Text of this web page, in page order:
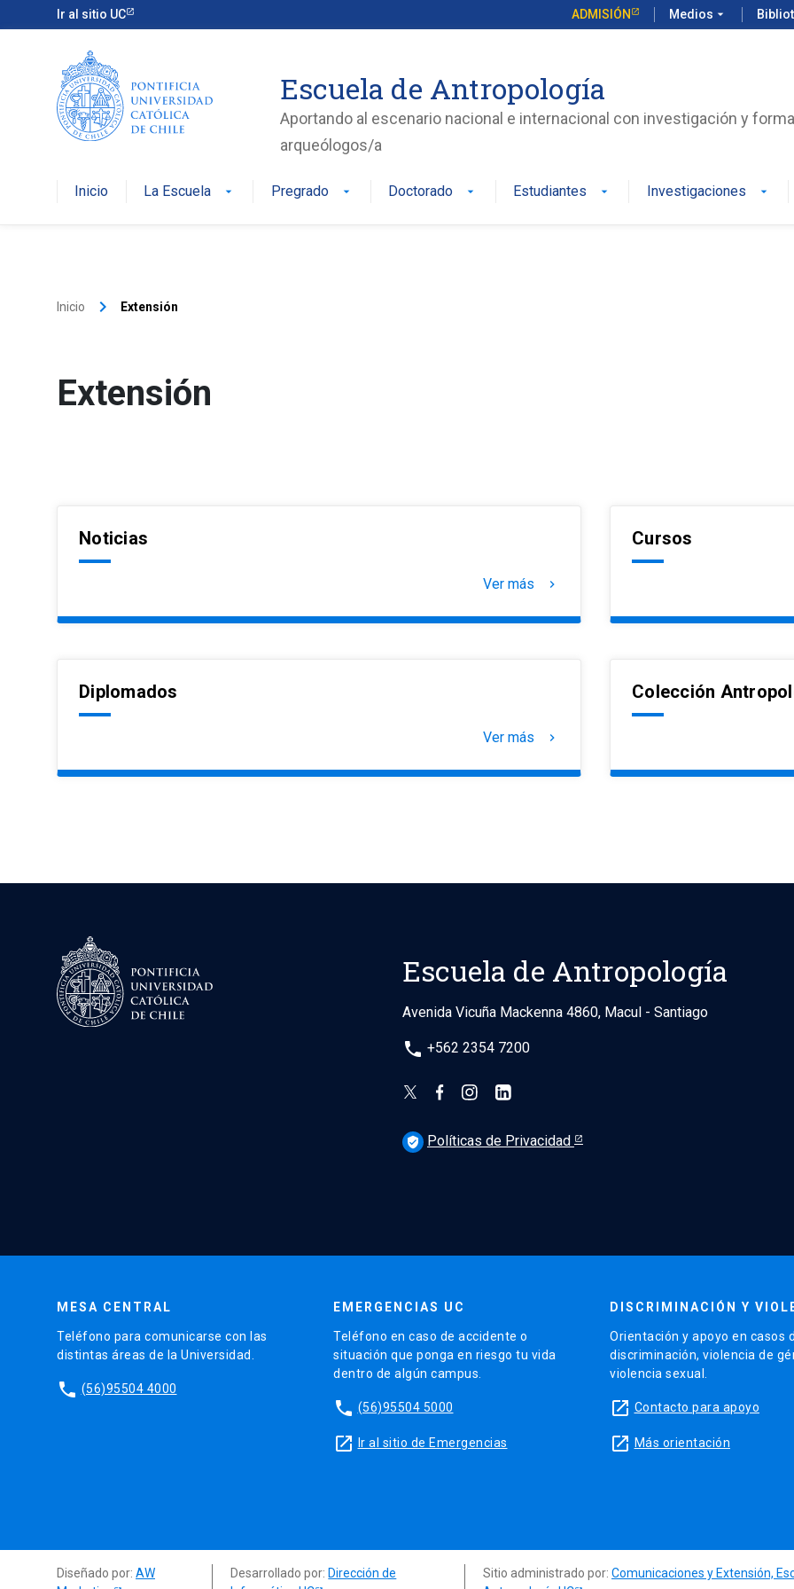
Ir al sitio UC ADMISIÓN Medios arrow_drop_down
Escuela de Antropología
Aportando al escenario nacional e internacional con investigación y
arqueólogos/a
Inicio La Escuela arrow_drop_down Pregrado arrow_drop_down Doctorado arrow_drop_down Estudiantes arrow_drop_down Investigaciones arrow_drop_down
Inicio keyboard_arrow_right Extensión
Extensión
Noticias
Ver más keyboard_arrow_right
Cursos
Diplomados
Ver más keyboard_arrow_right
Colección
Escuela de Antropología
Avenida Vicuña Mackenna 4860, Macul - Santiago
phone +562 2354 7200
verified_user Políticas de Privacidad
MESA CENTRAL
Teléfono para comunicarse con las
distintas áreas de la Universidad.
phone (56)95504 4000
EMERGENCIAS UC
Teléfono en caso de accidente o
situación que ponga en riesgo tu vida
dentro de algún campus.
phone (56)95504 5000
launch Ir al sitio de Emergencias
DISCRIMINACIÓN Y
Orientación y apoyo en casos
discriminación, violencia de
violencia sexual.
launch Contacto para apoyo
launch Más orientación
Diseñado por: AW
Desarrollado por: Dirección de
Sitio administrado por:Comunicaciones y Extensión,